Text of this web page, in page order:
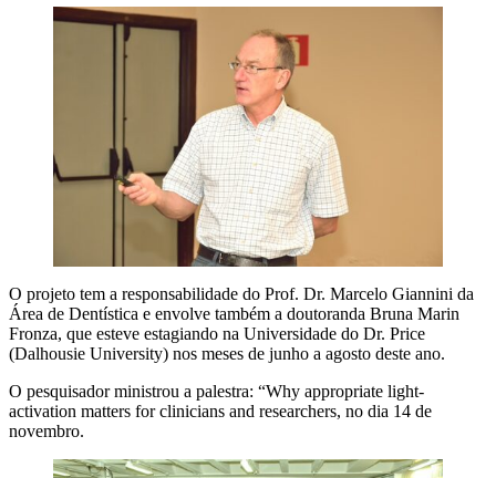
O projeto tem a responsabilidade do Prof. Dr. Marcelo Giannini da
Área de Dentística e envolve também a doutoranda Bruna Marin
Fronza, que esteve estagiando na Universidade do Dr. Price
(Dalhousie University) nos meses de junho a agosto deste ano.
O pesquisador ministrou a palestra: “Why appropriate light-
activation matters for clinicians and researchers, no dia 14 de
novembro.